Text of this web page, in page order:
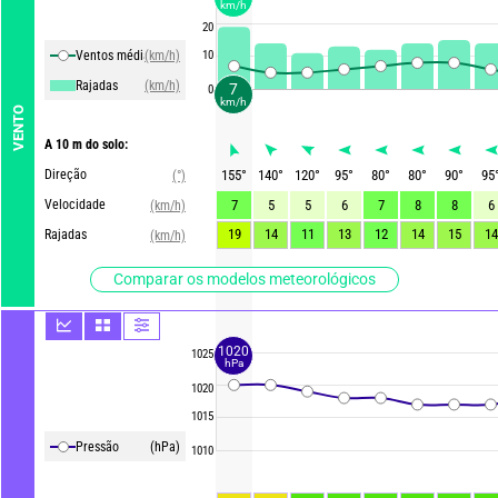
VENTO
Ventos média(km/h)
Rajadas
(km/h)
A 10 m do solo:
Direção
(°)
Velocidade
(km/h)
Rajadas
(km/h)
Comparar os modelos meteorológicos
Pressão (hPa)
20
10
0
1025
1020
1015
1010
155° 140° 120° 95° 80° 80° 90° 95
7
5 5 6 7 8 8
6
19
14 11 13 12 14 15 14
7
km/h
km/h
1020
hPa